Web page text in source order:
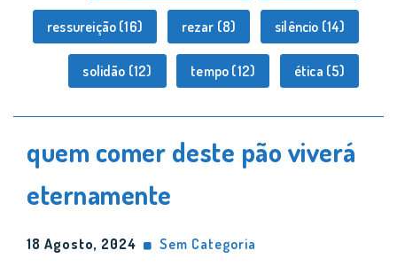
ressureição (16) rezar (8) silêncio (14)
solidão (12) tempo (12) ética (5)
quem comer deste pão viverá
eternamente
18 Agosto, 2024 Sem Categoria